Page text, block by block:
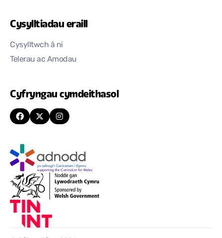
Cysylltiadau eraill
Cysylltwch â ni
Telerau ac Amodau
Cyfryngau cymdeithasol